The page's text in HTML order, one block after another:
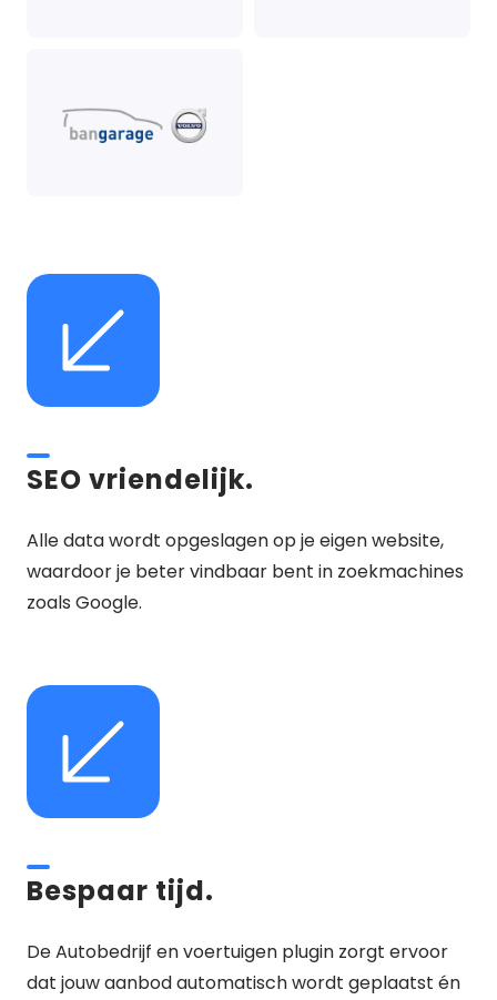
SEO vriendelijk.
Alle data wordt opgeslagen op je eigen website,
waardoor je beter vindbaar bent in zoekmachines
zoals Google.
Bespaar tijd.
De Autobedrijf en voertuigen plugin zorgt ervoor
dat jouw aanbod automatisch wordt geplaatst én